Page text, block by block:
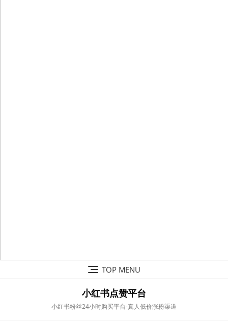
TOP MENU
小红书点赞平台
小红书粉丝24小时购买平台-真人低价涨粉渠道